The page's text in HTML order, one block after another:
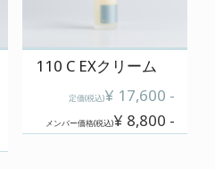
110 C EXクリーム
定価(税込)¥ 17,600 -
メンバー価格(税込)¥ 8,800 -